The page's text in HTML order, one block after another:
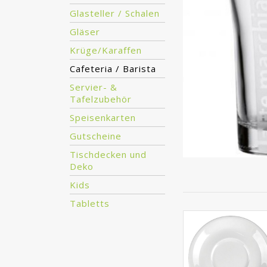
Glasteller / Schalen
Gläser
Krüge/Karaffen
Cafeteria / Barista
Servier- &
Tafelzubehör
Speisenkarten
Gutscheine
Tischdecken und
Deko
Kids
Tabletts